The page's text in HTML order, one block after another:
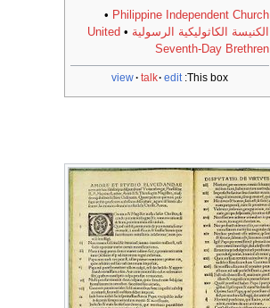
Philippine Independent Church
•
الكنيسة الكاثوليكية الرسولية •
United
Seventh-Day Brethren
This box:
view talk edit